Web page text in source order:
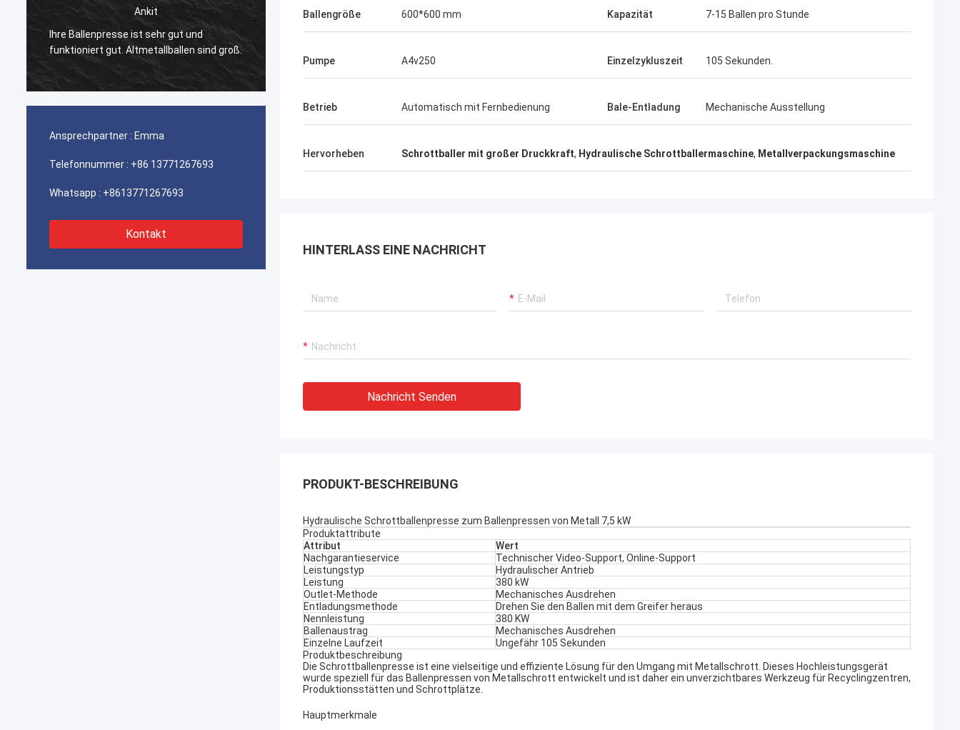
Ankit
Ihre Ballenpresse ist sehr gut und
funktioniert gut. Altmetallballen sind groß.
Die Ballenpreßmaschine funktioniert sehr
Ansprechpartner : Emma
Telefonnummer : +86 13771267693
Whatsapp : +8613771267693
Kontakt
Ballengröße 600*600 mm Kapazität 7-15 Ballen pro Stunde
Pumpe A4v250 Einzelzykluszeit 105 Sekunden.
Betrieb Automatisch mit Fernbedienung Bale-Entladung Mechanische Ausstellung
Hervorheben Schrottballer mit großer Druckkraft, Hydraulische Schrottballermaschine, Metallverpackungsmaschine
HINTERLASS EINE NACHRICHT
Nachricht Senden
PRODUKT-BESCHREIBUNG
Hydraulische Schrottballenpresse zum Ballenpressen von Metall 7,5 kW
Produktattribute
Attribut
Wert
Nachgarantieservice
Technischer Video-Support, Online-Support
Leistungstyp
Hydraulischer Antrieb
Leistung
380 kW
Outlet-Methode
Mechanisches Ausdrehen
Entladungsmethode
Drehen Sie den Ballen mit dem Greifer heraus
Nennleistung
380 KW
Ballenaustrag
Mechanisches Ausdrehen
Einzelne Laufzeit
Ungefähr 105 Sekunden
Produktbeschreibung
Die Schrottballenpresse ist eine vielseitige und effiziente Lösung für den Umgang mit Metallschrott. Dieses Hochleistungsgerät
wurde speziell für das Ballenpressen von Metallschrott entwickelt und ist daher ein unverzichtbares Werkzeug für Recyclingzentren,
Produktionsstätten und Schrottplätze.
Hauptmerkmale